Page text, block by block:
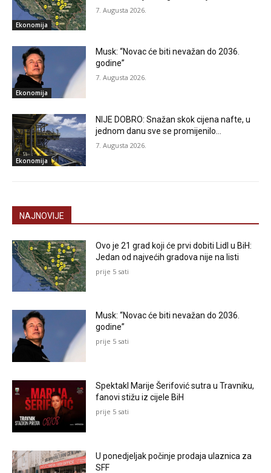
Ekonomija
7. Augusta 2026.
Ekonomija
Musk: “Novac će biti nevažan do 2036.
godine”
7. Augusta 2026.
Ekonomija
NIJE DOBRO: Snažan skok cijena nafte, u
jednom danu sve se promijenilo…
7. Augusta 2026.
NAJNOVIJE
Ovo je 21 grad koji će prvi dobiti Lidl u BiH:
Jedan od najvećih gradova nije na listi
prije 5 sati
Musk: “Novac će biti nevažan do 2036.
godine”
prije 5 sati
Spektakl Marije Šerifović sutra u Travniku,
fanovi stižu iz cijele BiH
prije 5 sati
U ponedjeljak počinje prodaja ulaznica za
SFF